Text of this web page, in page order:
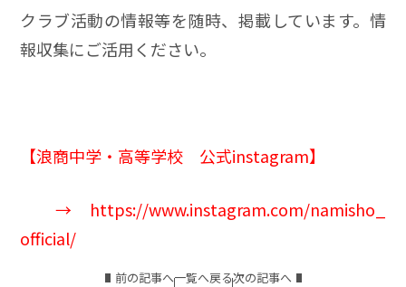
クラブ活動の情報等を随時、掲載しています。情
報収集にご活用ください。
【浪商中学 ・高等学校 公式instagram】
→ https://www.instagram.com/namisho_
official/
前の記事へ一覧へ戻る次の記事へ